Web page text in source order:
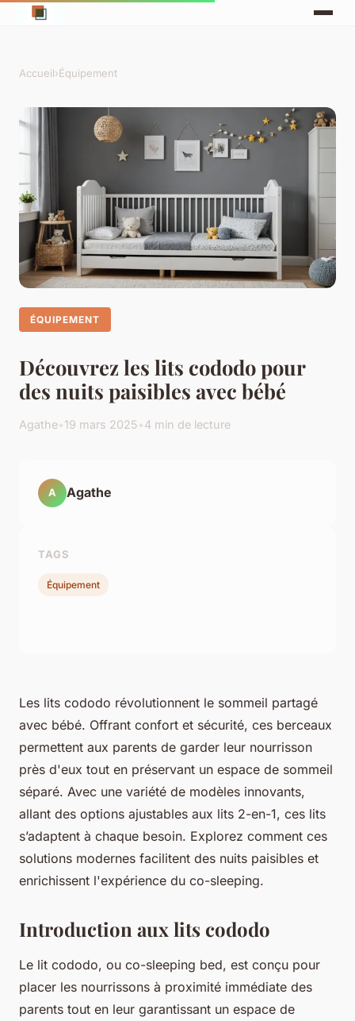
Accueil›Équipement
ÉQUIPEMENT
Découvrez les lits cododo pour
des nuits paisibles avec bébé
Agathe•19 mars 2025•4 min de lecture
Les lits cododo révolutionnent le sommeil partagé
avec bébé. Offrant confort et sécurité, ces berceaux
permettent aux parents de garder leur nourrisson
près d'eux tout en préservant un espace de sommeil
séparé. Avec une variété de modèles innovants,
allant des options ajustables aux lits 2-en-1, ces lits
s’adaptent à chaque besoin. Explorez comment ces
solutions modernes facilitent des nuits paisibles et
enrichissent l'expérience du co-sleeping.
Introduction aux lits cododo
Le lit cododo, ou co-sleeping bed, est conçu pour
placer les nourrissons à proximité immédiate des
parents tout en leur garantissant un espace de
A Agathe
TAGS
Équipement